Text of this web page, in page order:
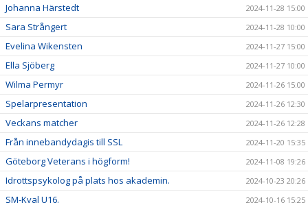
Johanna Härstedt 2024-11-28 15:00
Sara Strångert 2024-11-28 10:00
Evelina Wikensten 2024-11-27 15:00
Ella Sjöberg 2024-11-27 10:00
Wilma Permyr 2024-11-26 15:00
Spelarpresentation 2024-11-26 12:30
Veckans matcher 2024-11-26 12:28
Från innebandydagis till SSL 2024-11-20 15:35
Göteborg Veterans i högform! 2024-11-08 19:26
Idrottspsykolog på plats hos akademin. 2024-10-23 20:26
SM-Kval U16. 2024-10-16 15:25